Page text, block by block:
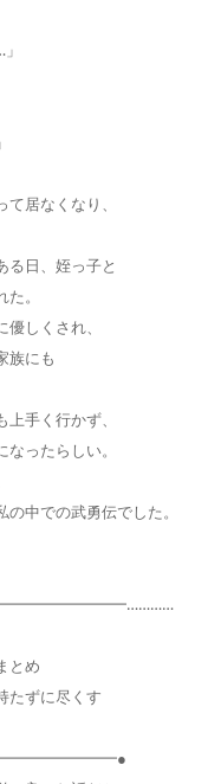
居なくなり、
日、姪っ子と
。
しくされ、
族にも
手く行かず、
ったらしい。
中での武勇伝でした。
め
に尽くす